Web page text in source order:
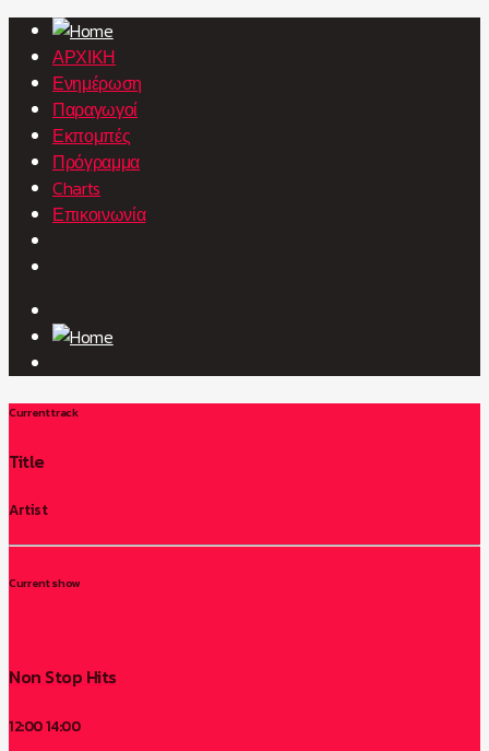
ΑΡΧΙΚΗ
Ενημέρωση
Παραγωγοί
Εκπομπές
Πρόγραμμα
Charts
Επικοινωνία
Current track
Title
Artist
Current show
Non Stop Hits
12:0014:00